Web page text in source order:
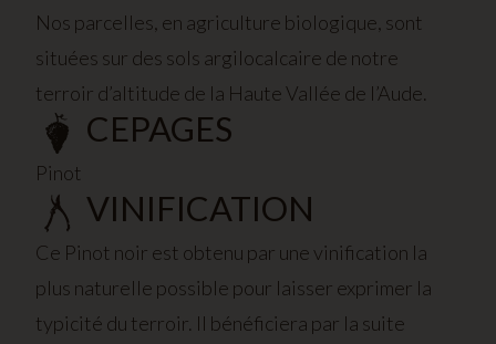
Nos parcelles, en agriculture biologique, sont
situées sur des sols argilocalcaire de notre
terroir d’altitude de la Haute Vallée de l’Aude.
CEPAGES
Pinot
VINIFICATION
Ce Pinot noir est obtenu par une vinification la
plus naturelle possible pour laisser exprimer la
typicité du terroir. Il bénéficiera par la suite